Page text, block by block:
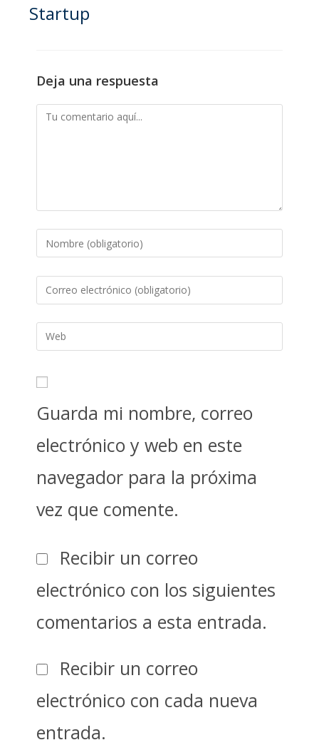
Startup
Deja una respuesta
Guarda mi nombre, correo
electrónico y web en este
navegador para la próxima
vez que comente.
Recibir un correo
electrónico con los siguientes
comentarios a esta entrada.
Recibir un correo
electrónico con cada nueva
entrada.